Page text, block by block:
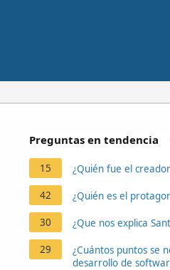
Preguntas en tendencia
15 ¿Quién fue el
42 ¿Quién es el
30 ¿Que nos explica
29
¿Cuántos puntos se
desarrollo de